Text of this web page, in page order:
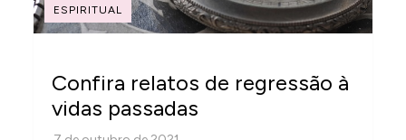
ESPIRITUAL
Confira relatos de regressão à
vidas passadas